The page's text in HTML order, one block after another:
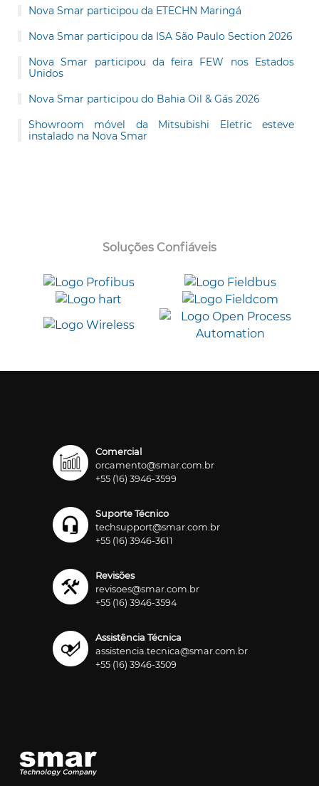
Nova Smar participou da ETECHN Maringá
Nova Smar participou da ISA São Paulo Section 2026
Nova Smar participou da feira FEW nos Estados
Unidos
Nova Smar participou do Bahia Oil & Gás 2026
Showroom móvel da Mitsubishi Eletric esteve
instalado na Nova Smar
Soluções Confiáveis
Comercial
orcamento@smar.com.br
+55 (16) 3946-3599
Suporte Técnico
techsupport@smar.com.br
+55 (16) 3946-3611
Revisões
revisoes@smar.com.br
+55 (16) 3946-3594
Assistência Técnica
assistencia.tecnica@smar.com.br
+55 (16) 3946-3509